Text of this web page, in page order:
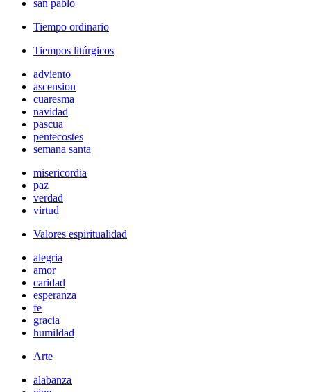
san pablo
Tiempo ordinario
Tiempos litúrgicos
adviento
ascension
cuaresma
navidad
pascua
pentecostes
semana santa
misericordia
paz
verdad
virtud
Valores espiritualidad
alegria
amor
caridad
esperanza
fe
gracia
humildad
Arte
alabanza